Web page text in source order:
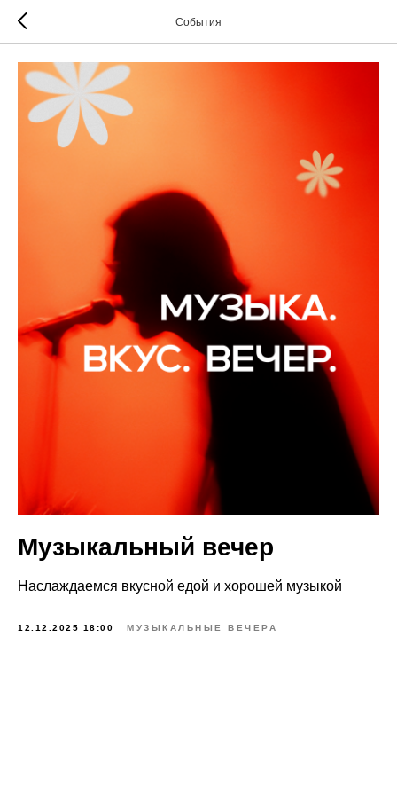
События
Музыкальный вечер
Наслаждаемся вкусной едой и хорошей музыкой
12.12.2025 18:00 МУЗЫКАЛЬНЫЕ ВЕЧЕРА